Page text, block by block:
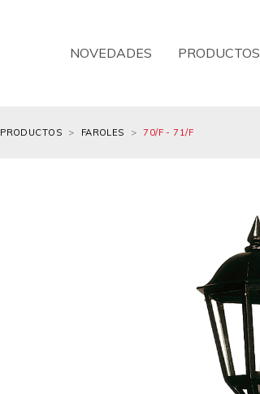
NOVEDADES PRODUCTOS
PRODUCTOS FAROLES 70/F - 71/F